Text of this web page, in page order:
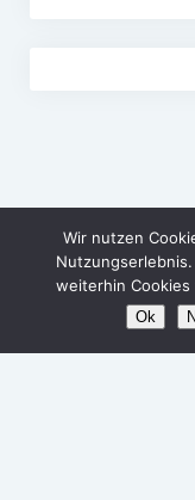
Wir nutzen
weiterhin
Ok